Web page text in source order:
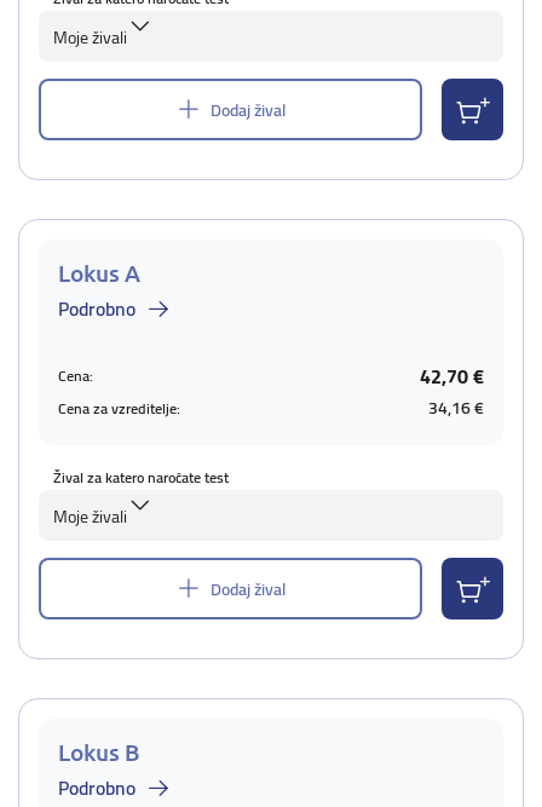
Moje živali
Dodaj žival
Lokus A
Podrobno
Cena: 42,70 €
Cena za vzreditelje: 34,16 €
Žival za katero naročate test
Moje živali
Dodaj žival
Lokus B
Podrobno